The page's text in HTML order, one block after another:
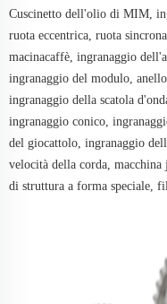
Cuscinetto dell'olio di MIM,
ruota eccentrica, ruota
macinacaffè, ingranaggio
ingranaggio del modulo,
ingranaggio della scatola
ingranaggio conico,
del giocattolo, ingranaggio
velocità della corda,
di struttura a forma speciale,